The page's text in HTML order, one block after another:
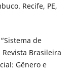
Recife, PE,
de
Brasileira
Gênero e